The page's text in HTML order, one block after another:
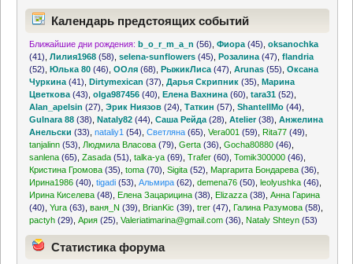
Календарь предстоящих событий
Ближайшие дни рождения: b_o_r_m_a_n (56) ,Фиора (45) ,oksanochka
(41) ,Лилия1968 (58) ,selena-sunflowers (45) ,Розалина (47) ,flandria
(52) ,Юлька 80 (46) ,ООля (68) ,РыжикЛиса (47) ,Arunas (55) ,Оксана
Чуркина (41) ,Dirtymexican (37) ,Дарья Скрипник (35) ,Марина
Цветкова (43) ,olga987456 (40) ,Елена Вахнина (60) ,tara31 (52)
Alan_apelsin (27) ,Эрик Ниязов (24) ,Таткин (57) ,ShantellMo (44)
Gulnara 88 (38) ,Nataly82 (44) ,Саша Рейда (28) ,Atelier(38) ,Анжелина
Анельски (33) ,nataliy1 (54) ,Светляна (65) ,Vera001 (59) Rita77 (49)
tanjalinn (53) Людмила Власова (79) ,Gerta (36) ,Gocha80880 (46)
sanlena (65) ,Zasada (51) ,talka-ya (69) ,Trafer (60) ,Tomik300000 (46)
Кристина Громова (35) ,toma (70) ,Sigita (52) Маргарита Бондарева (36)
Ирина1986 (40) ,tigadi (53) ,Альмира (62) ,demena76 (50) ,leolyushka (46)
Ирина Киселева (48) Елена Зацарицина (38) Elizazza (38) ,Анна Гарина
(40) ,Yura (63) ,ваня_N (39) BrianKic (39) ,trer (47) Галина Разумова (58)
pactyh (29) ,Ария (25) ,Valeriatimarina@gmail.com (36) Nataly Shteyn (53)
Статистика форума